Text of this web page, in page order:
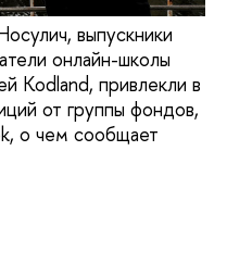
выпускники
онлайн-школы
Kodland, привлекли в
от группы фондов,
о чем сообщает